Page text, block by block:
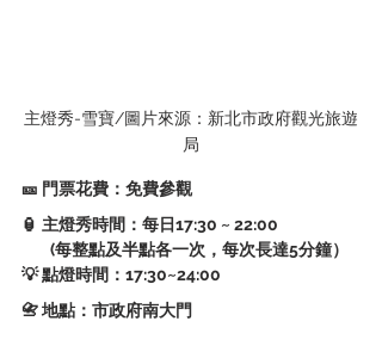
主燈秀-雪寶/圖片來源：新北市政府觀光旅遊
局
🎫 門票花費：免費參觀
🏮 主燈秀時間：每日17:30 ~ 22:00
        (每整點及半點各一次，每次長達5分鐘）
💡 點燈時間：17:30~24:00
📇 地點：市政府南大門